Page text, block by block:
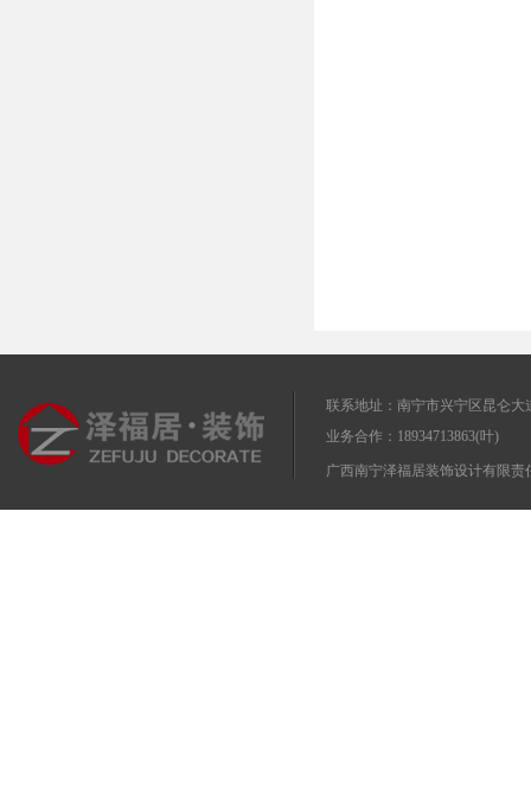
联系地址：南宁市兴宁区昆仑大
业务合作：18934713863(叶)
广西南宁泽福居装饰设计有限